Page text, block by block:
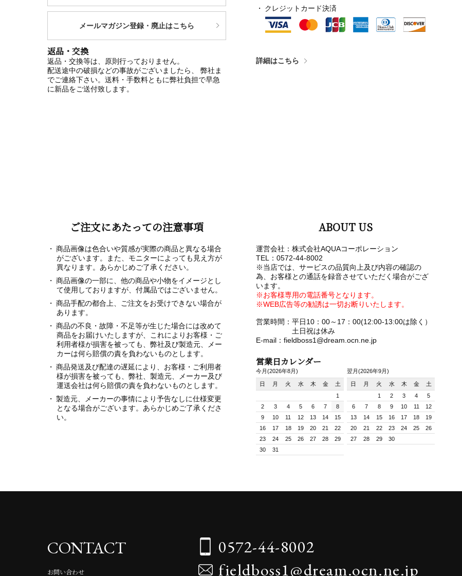
メールマガジン登録・廃止はこちら
返品・交換
返品・交換等は、原則行っておりません。
配送途中の破損などの事故がございましたら、 弊社ま
でご連絡下さい。送料・手数料ともに弊社負担で早急
に新品をご送付致します。
クレジットカード決済
詳細はこちら
ご注文にあたっての注意事項
商品画像は色合いや質感が実際の商品と異なる場合
がございます。また、モニターによっても見え方が
異なります。あらかじめご了承ください。
商品画像の一部に、他の商品や小物をイメージとし
て使用しておりますが、付属品ではございません。
商品手配の都合上、ご注文をお受けできない場合が
あります。
商品の不良・故障・不足等が生じた場合には改めて
商品をお届けいたしますが、これによりお客様・ご
利用者様が損害を被っても、弊社及び製造元、メー
カーは何ら賠償の責を負わないものとします。
商品発送及び配達の遅延により、お客様・ご利用者
様が損害を被っても、弊社、製造元、メーカー及び
運送会社は何ら賠償の責を負わないものとします。
製造元、メーカーの事情により予告なしに仕様変更
となる場合がございます。あらかじめご了承くださ
い。
ABOUT US
運営会社：株式会社AQUAコーポレーション
TEL：0572-44-8002
※当店では、サービスの品質向上及び内容の確認の
為、お客様との通話を録音させていただく場合がござ
います。
※お客様専用の電話番号となります。
※WEB広告等の勧誘は一切お断りいたします。
営業時間：平日10：00～17：00(12:00-13:00は除く）
土日祝は休み
E-mail：fieldboss1@dream.ocn.ne.jp
営業日カレンダー
今月(2026年8月)
日 月 火 水 木 金
土
1
2
3 4 5 6 7
8
9
10 11 12 13 14
15
16
17 18 19 20 21
22
23
24 25 26 27 28
29
30
31
翌月(2026年9月)
日 月 火 水 木 金
土
1
2 3 4
5
6
7 8 9 10 11
12
13
14 15 16 17 18
19
20
21 22 23 24 25
26
27
28 29 30
CONTACT
お問い合わせ
0572-44-8002
fieldboss1@dream.ocn.ne.jp